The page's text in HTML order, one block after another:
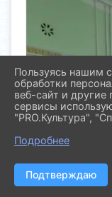
Пользуясь нашим
обработки
веб-сайт и другие
сервисы
"PRO.Культура",
Подробнее
Подтверждаю